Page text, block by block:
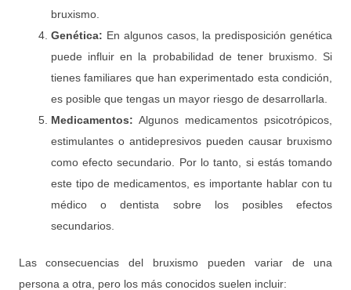
bruxismo.
Genética: En algunos casos, la predisposición genética
puede influir en la probabilidad de tener bruxismo. Si
tienes familiares que han experimentado esta condición,
es posible que tengas un mayor riesgo de desarrollarla.
Medicamentos: Algunos medicamentos psicotrópicos,
estimulantes o antidepresivos pueden causar bruxismo
como efecto secundario. Por lo tanto, si estás tomando
este tipo de medicamentos, es importante hablar con tu
médico o dentista sobre los posibles efectos
secundarios.
Las consecuencias del bruxismo pueden variar de una
persona a otra, pero los más conocidos suelen incluir: